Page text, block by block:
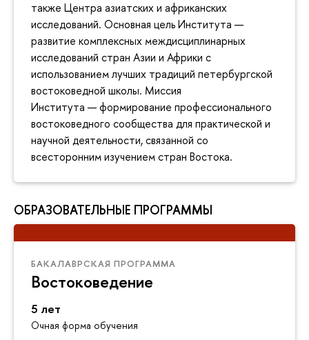
также Центра азиатских и африканских
исследований. Основная цель Института —
развитие комплексных междисциплинарных
исследований стран Азии и Африки с
использованием лучших традиций петербургской
востоковедной школы. Миссия
Института — формирование профессионального
востоковедного сообщества для практической и
научной деятельности, связанной со
всесторонним изучением стран Востока.
ОБРАЗОВАТЕЛЬНЫЕ ПРОГРАММЫ
БАКАЛАВРСКАЯ ПРОГРАММА
Востоковедение
5 лет
Очная форма обучения